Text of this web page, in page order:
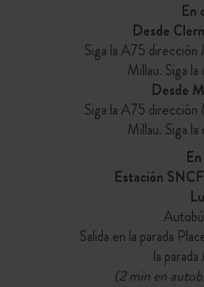
En
Desde
Siga la A75 dirección
Millau. Siga
Desde
Siga la A75 dirección
Millau. Siga
Estación
Salida en la parada
la
(2 min en